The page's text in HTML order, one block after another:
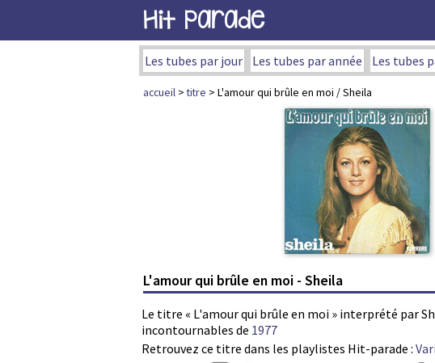
Hit Parade
Les tubes par jour Les tubes par année Les tubes
accueil >titre > L'amour qui brûle en moi / Sheila
L'amour qui brûle en moi - Sheila
Le titre « L'amour qui brûle en moi » interprété par
incontournables de 1977
Retrouvez ce titre dans les playlistes Hit-parade :